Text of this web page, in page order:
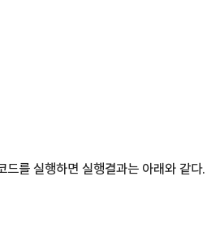
를 실행하면 실행결과는 아래와 같다.